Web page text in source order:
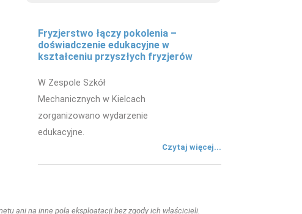
Fryzjerstwo łączy pokolenia –
doświadczenie edukacyjne w
kształceniu przyszłych fryzjerów
W Zespole Szkół
Mechanicznych w Kielcach
zorganizowano wydarzenie
edukacyjne.
Czytaj więcej...
ani na inne pola eksploatacji bez zgody ich właścicieli.